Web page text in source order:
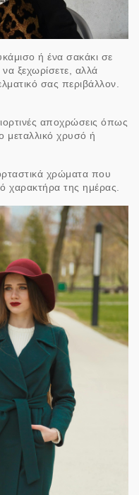
ή ένα σακάκι σε
ξεχωρίσετε, αλλά
σας περιβάλλον.
αποχρώσεις όπως
χρυσό ή
χρώματα που
χαρακτήρα της ημέρας.